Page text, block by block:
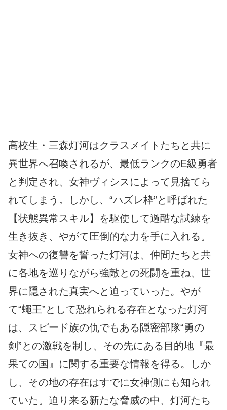
高校生・三森灯河はクラスメイトたちと共に
異世界へ召喚されるが、最低ランクのE級勇者
と判定され、女神ヴィシスによって見捨てら
れてしまう。しかし、“ハズレ枠”と呼ばれた
【状態異常スキル】を駆使して過酷な試練を
生き抜き、やがて圧倒的な力を手に入れる。
女神への復讐を誓った灯河は、仲間たちと共
に各地を巡りながら強敵との死闘を重ね、世
界に隠された真実へと迫っていった。やが
て“蠅王”として恐れられる存在となった灯河
は、スピード族の仇でもある隠密部隊“勇の
剣”との激戦を制し、その先にある目的地『最
果ての国』に関する重要な情報を得る。しか
し、その地の存在はすでに女神側にも知られ
ていた。迫り来る新たな脅威の中、灯河たち